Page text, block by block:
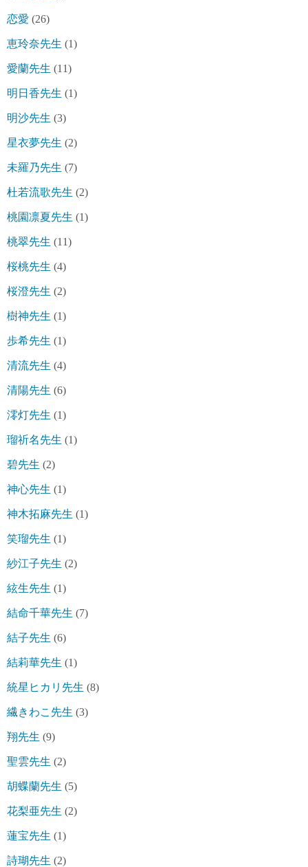
恋愛 (26)
恵玲奈先生 (1)
愛蘭先生 (11)
明日香先生 (1)
明沙先生 (3)
星衣夢先生 (2)
未羅乃先生 (7)
杜若流歌先生 (2)
桃園凛夏先生 (1)
桃翠先生 (11)
桜桃先生 (4)
桜澄先生 (2)
樹神先生 (1)
歩希先生 (1)
清流先生 (4)
清陽先生 (6)
澪灯先生 (1)
瑠祈名先生 (1)
碧先生 (2)
神心先生 (1)
神木拓麻先生 (1)
笑瑠先生 (1)
紗江子先生 (2)
絃生先生 (1)
結命千華先生 (7)
結子先生 (6)
結莉華先生 (1)
統星ヒカリ先生 (8)
繊きわこ先生 (3)
翔先生 (9)
聖雲先生 (2)
胡蝶蘭先生 (5)
花梨亜先生 (2)
蓮宝先生 (1)
詩瑚先生 (2)